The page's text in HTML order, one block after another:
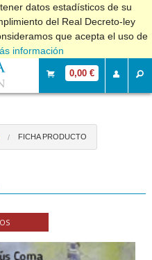
datos estadísticos de su
del Real Decreto-ley
que acepta el uso de
información
0,00 €
FICHA PRODUCTO